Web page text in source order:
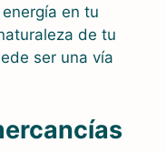
en tu
de tu
ser una vía